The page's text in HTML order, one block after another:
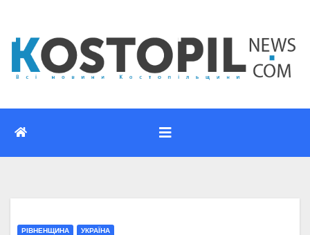
вмісту
РІВНЕНЩИНА УКРАЇНА